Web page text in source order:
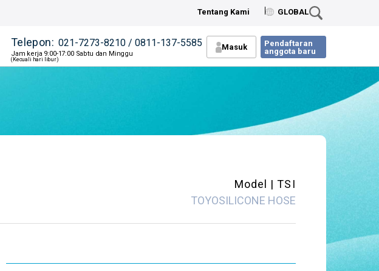
Tentang Kami GLOBAL
Telepon: 021-7273-8210 / 0811-137-5585
Jam kerja 9:00-17:00 Sabtu dan Minggu
(Kecuali hari libur)
Masuk
Pendaftaran
anggota baru
Model | TSI
TOYOSILICONE HOSE